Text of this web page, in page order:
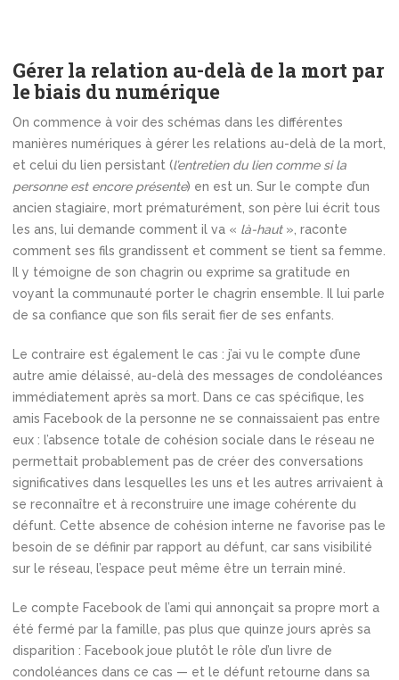
Gérer la relation au-delà de la mort par
le biais du numérique
On commence à voir des schémas dans les différentes
manières numériques à gérer les relations au-delà de la mort,
et celui du lien persistant (l’entretien du lien comme si la
personne est encore présente) en est un. Sur le compte d’un
ancien stagiaire, mort prématurément, son père lui écrit tous
les ans, lui demande comment il va « là-haut », raconte
comment ses fils grandissent et comment se tient sa femme.
Il y témoigne de son chagrin ou exprime sa gratitude en
voyant la communauté porter le chagrin ensemble. Il lui parle
de sa confiance que son fils serait fier de ses enfants.
Le contraire est également le cas : j’ai vu le compte d’une
autre amie délaissé, au-delà des messages de condoléances
immédiatement après sa mort. Dans ce cas spécifique, les
amis Facebook de la personne ne se connaissaient pas entre
eux : l’absence totale de cohésion sociale dans le réseau ne
permettait probablement pas de créer des conversations
significatives dans lesquelles les uns et les autres arrivaient à
se reconnaître et à reconstruire une image cohérente du
défunt. Cette absence de cohésion interne ne favorise pas le
besoin de se définir par rapport au défunt, car sans visibilité
sur le réseau, l’espace peut même être un terrain miné.
Le compte Facebook de l’ami qui annonçait sa propre mort a
été fermé par la famille, pas plus que quinze jours après sa
disparition : Facebook joue plutôt le rôle d’un livre de
condoléances dans ce cas — et le défunt retourne dans sa